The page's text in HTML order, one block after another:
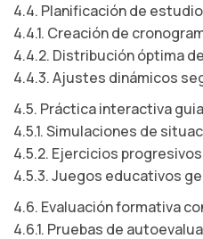
4.4. Planificación de
4.4.1. Creación de
4.4.2. Distribución óptima
4.4.3. Ajustes dinámicos
4.5. Práctica interactiva
4.5.1. Simulaciones de
4.5.2. Ejercicios
4.5.3. Juegos educativos
4.6. Evaluación formativa
4.6.1. Pruebas de